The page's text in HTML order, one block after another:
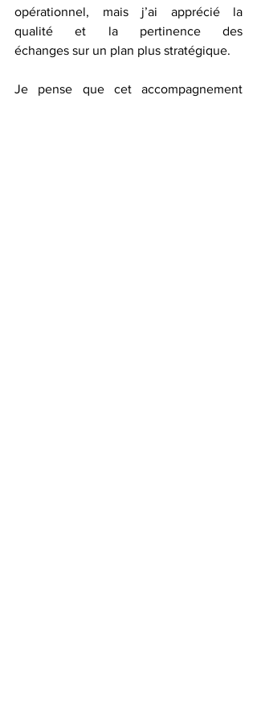
opérationnel, mais j’ai apprécié la
qualité et la pertinence des
échanges sur un plan plus stratégique.
Je pense que cet accompagnement